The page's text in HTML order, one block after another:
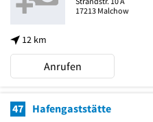
12 km
17213 Malchow
Anrufen
47 Hafengaststätte